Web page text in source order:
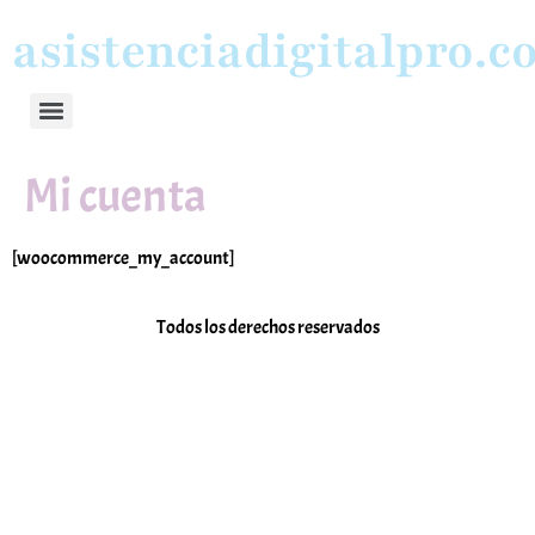
Mi cuenta
[woocommerce_my_account]
Todos los derechos reservados